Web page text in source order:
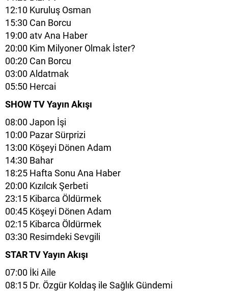
12:10 Kuruluş Osman
15:30 Can Borcu
19:00 atv Ana Haber
20:00 Kim Milyoner Olmak İster?
00:20 Can Borcu
03:00 Aldatmak
05:50 Hercai
SHOW TV Yayın Akışı
08:00 Japon İşi
10:00 Pazar Sürprizi
13:00 Köşeyi Dönen Adam
14:30 Bahar
18:25 Hafta Sonu Ana Haber
20:00 Kızılcık Şerbeti
23:15 Kibarca Öldürmek
00:45 Köşeyi Dönen Adam
02:15 Kibarca Öldürmek
03:30 Resimdeki Sevgili
STAR TV Yayın Akışı
07:00 İki Aile
08:15 Dr. Özgür Koldaş ile Sağlık Gündemi